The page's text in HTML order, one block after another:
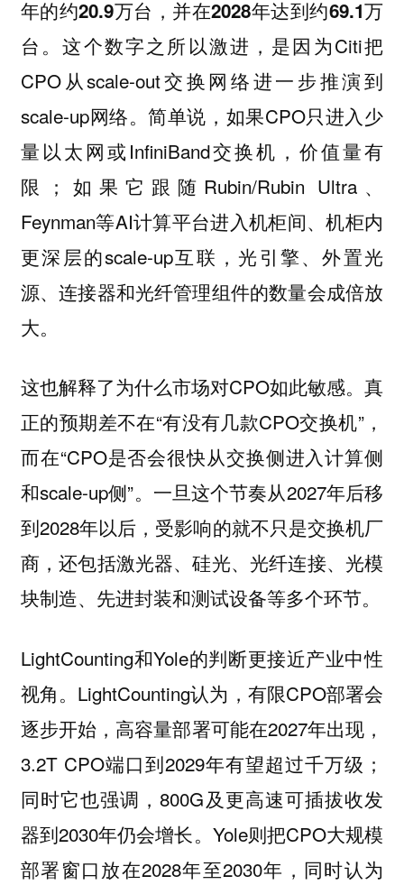
年的约20.9万台，并在2028年达到约69.1万
台。这个数字之所以激进，是因为Citi把
CPO从scale-out交换网络进一步推演到
scale-up网络。简单说，如果CPO只进入少
量以太网或InfiniBand交换机，价值量有
限；如果它跟随Rubin/Rubin Ultra、
Feynman等AI计算平台进入机柜间、机柜内
更深层的scale-up互联，光引擎、外置光
源、连接器和光纤管理组件的数量会成倍放
大。
这也解释了为什么市场对CPO如此敏感。真
正的预期差不在“有没有几款CPO交换机”，
而在“CPO是否会很快从交换侧进入计算侧
和scale-up侧”。一旦这个节奏从2027年后移
到2028年以后，受影响的就不只是交换机厂
商，还包括激光器、硅光、光纤连接、光模
块制造、先进封装和测试设备等多个环节。
LightCounting和Yole的判断更接近产业中性
视角。LightCounting认为，有限CPO部署会
逐步开始，高容量部署可能在2027年出现，
3.2T CPO端口到2029年有望超过千万级；
同时它也强调，800G及更高速可插拔收发
器到2030年仍会增长。Yole则把CPO大规模
部署窗口放在2028年至2030年，同时认为